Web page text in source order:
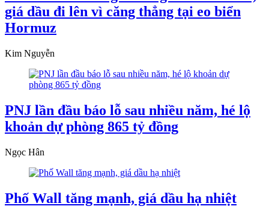
giá dầu đi lên vì căng thẳng tại eo biển
Hormuz
Kim Nguyễn
PNJ lần đầu báo lỗ sau nhiều năm, hé lộ
khoản dự phòng 865 tỷ đồng
Ngọc Hân
Phố Wall tăng mạnh, giá dầu hạ nhiệt